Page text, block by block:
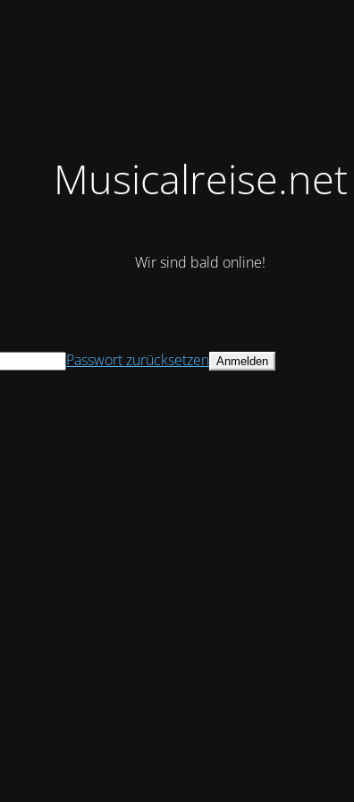
Musicalreise.net
Wir sind bald online!
Passwort zurücksetzen